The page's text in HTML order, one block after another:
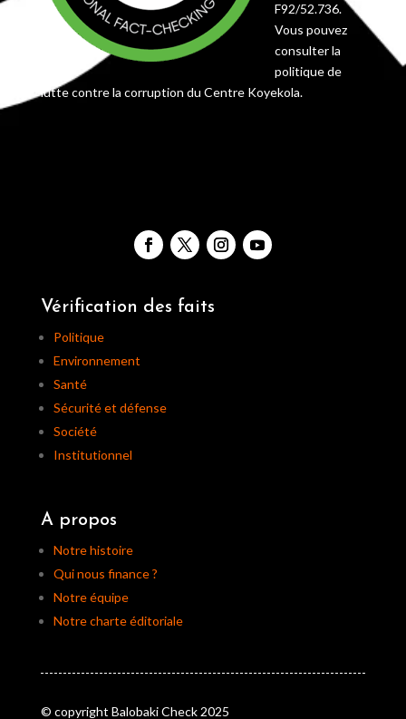
F92/52.736.
Vous pouvez
consulter la
politique de
lutte contre la corruption du Centre Koyekola.
Vérification des faits
Politique
Environnement
Santé
Sécurité et défense
Société
Institutionnel
A propos
Notre histoire
Qui nous finance ?
Notre équipe
Notre charte éditoriale
© copyright Balobaki Check 2025